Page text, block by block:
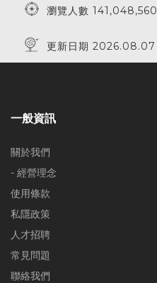
瀏覽人數 141,048,560
更新日期 2026.08.07
一般資訊
關於我們
- 經營理念
使用條款
私隱政策
人才招聘
常見問題
聯絡我們